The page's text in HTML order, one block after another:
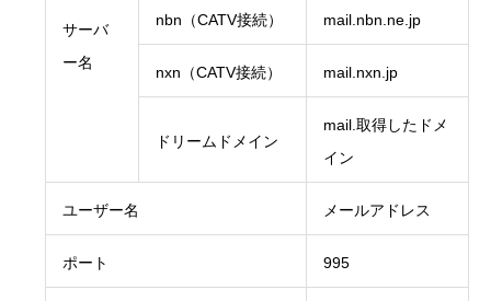
サーバ
ー名
nbn（CATV接続） mail.nbn.ne.jp
nxn（CATV接続） mail.nxn.jp
ドリームドメイン
mail.取得したドメ
イン
ユーザー名 メールアドレス
ポート 995